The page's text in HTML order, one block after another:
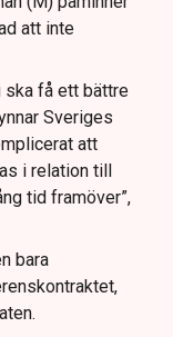
att inte
ska få ett bättre
Sveriges
att
i relation till
tid framöver”,
bara